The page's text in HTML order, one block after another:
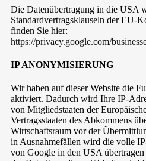
Die Datenübertragung in die USA
Standardvertragsklauseln der EU-
finden Sie hier:
https://privacy.google.com/
IP ANONYMISIERUNG
Wir haben auf dieser Website die
aktiviert. Dadurch wird Ihre IP-
von Mitgliedstaaten der
Vertragsstaaten des Abkommens
Wirtschaftsraum vor der
in Ausnahmefällen wird die volle
von Google in den USA